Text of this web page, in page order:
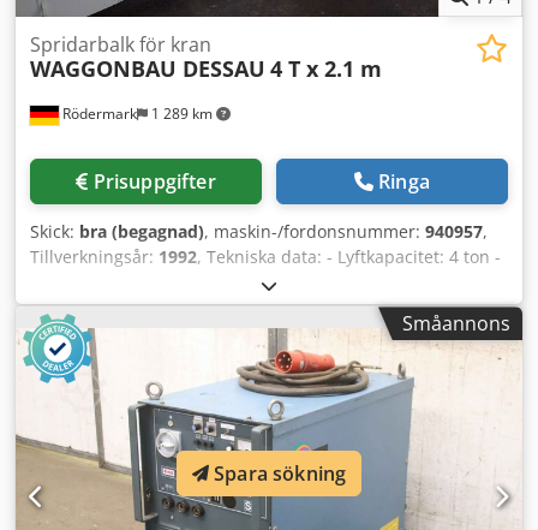
Rödermark 1 289 km
Spridarbalk för kran
WAGGONBAU DESSAU 4 T x 2.1 m
Prisuppgifter Ringa
Skick: bra (begagnad), maskin-/fordonsnummer: 940957,
Tillverkningsår: 1992, Tekniska data: - Lyftkapacitet: 4 ton -
Arbets höjd: 690 mm Dedpfx Agjzqzubevjkr - Total höjd:
800 mm - Tvärgående balk av stålprofil: 140 x 140 mm - 3
lastkrokar - Avstånd mellan hålen, 5 hål på varje sida
(vänster och höger): 200 mm - Total längd (ungefär): 2100
mm - Total bredd (ungefär): 200 mm - Vikt (ungefär): 130 kg
Småannons
Spara sökning